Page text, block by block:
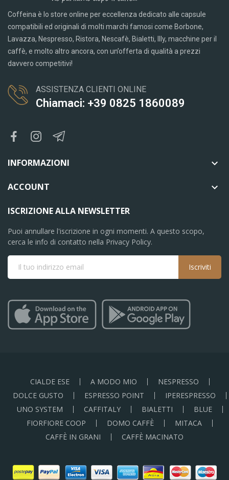
Coffeina è lo store online per eccellenza dedicato alle capsule
compatibili ed originali di molti marchi famosi come Borbone,
Lavazza, Nespresso, Ristora, Nescafè, Bialetti, Illy, macchine per il
caffè, e molto altro ancora, con un’offerta di qualità a prezzi
davvero competitivi!
ASSISTENZA CLIENTI ONLINE
Chiamaci: +39 0825 1860089
INFORMAZIONI 
ACCOUNT 
ISCRIZIONE ALLA NEWSLETTER
Puoi annullare l'iscrizione in ogni momenti. A questo scopo,
cerca le info di contatto nella Privacy Policy.
Iscriviti
CIALDE ESE A MODO MIO
NESPRESSO
DOLCE GUSTO
ESPRESSO POINT
IPERESPRESSO
UNO SYSTEM
CAFFITALY BIALETTI
BLUE
FIORFIORE COOP
DOMO CAFFÈ
MITACA
CAFFÈ IN GRANI
CAFFÈ MACINATO